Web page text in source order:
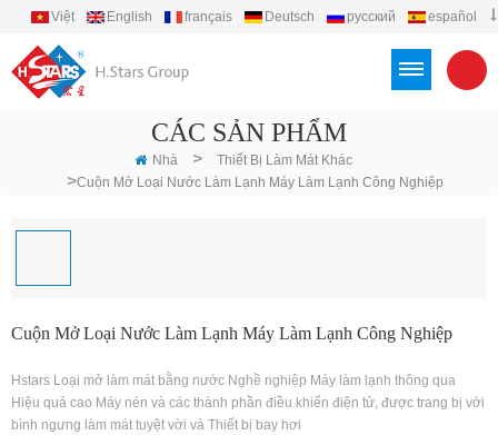
Việt English français Deutsch русский
español
CÁC SẢN PHẨM
Nhà > Thiết Bị Làm Mát Khác
>Cuộn Mở Loại Nước Làm Lạnh Máy Làm Lạnh Công Nghiệp
Cuộn Mở Loại Nước Làm Lạnh Máy Làm Lạnh Công Nghiệp
Hstars Loại mở làm mát bằng nước Nghề nghiệp Máy làm lạnh thông qua
Hiệu quả cao Máy nén và các thành phần điều khiển điện tử, được trang bị với
bình ngưng làm mát tuyệt vời và Thiết bị bay hơi